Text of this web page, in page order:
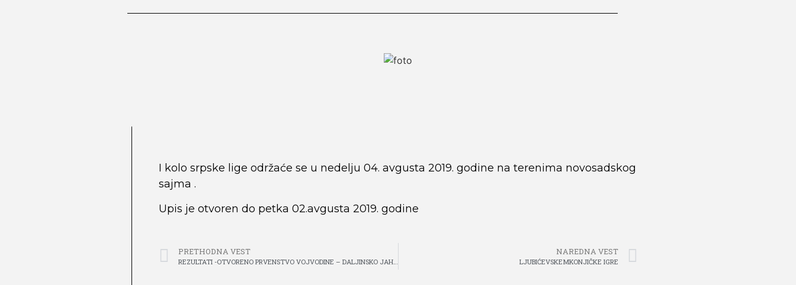
I kolo srpske lige održaće se u nedelju 04. avgusta 2019. godine na terenima novosadskog
sajma .
Upis je otvoren do petka 02.avgusta 2019. godine
PRETHODNA VEST
REZULTATI -OTVORENO PRVENSTVO VOJVODINE – DALJINSKO JAHANJE
NAREDNA VEST
LJUBIĆEVSKEMKONJIČKE IGRE